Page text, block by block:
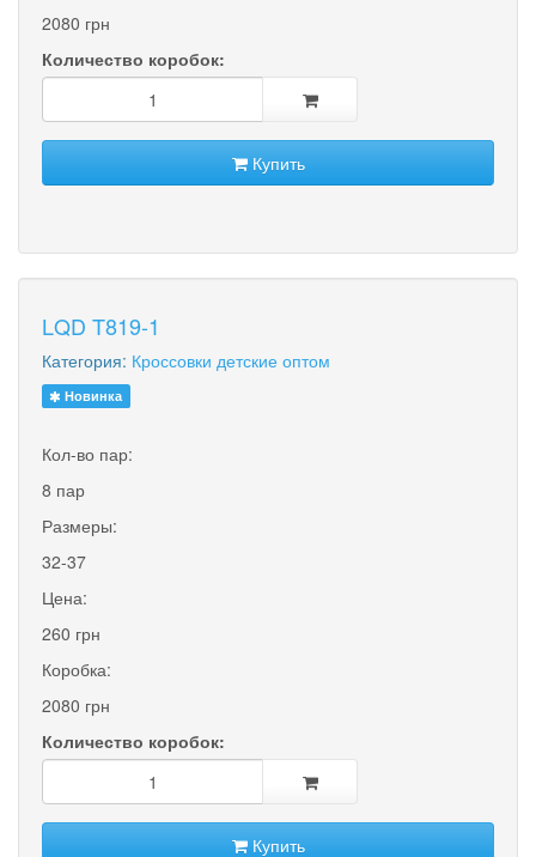
2080 грн
Количество коробок:
Купить
LQD T819-1
Категория: Кроссовки детские оптом
Новинка
Кол-во пар:
8 пар
Размеры:
32-37
Цена:
260 грн
Коробка:
2080 грн
Количество коробок:
Купить